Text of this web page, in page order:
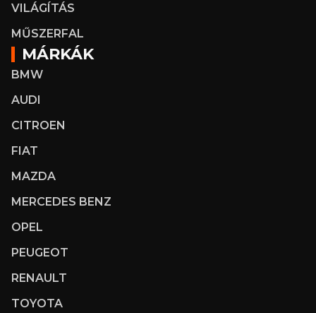
VILÁGÍTÁS
MŰSZERFAL
MÁRKÁK
BMW
AUDI
CITROEN
FIAT
MAZDA
MERCEDES BENZ
OPEL
PEUGEOT
RENAULT
TOYOTA